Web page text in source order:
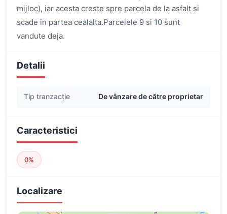
mijloc), iar acesta creste spre parcela de la asfalt si
scade in partea cealalta.Parcelele 9 si 10 sunt
vandute deja.
Detalii
Tip tranzacție De vânzare de către proprietar
Caracteristici
0%
Localizare